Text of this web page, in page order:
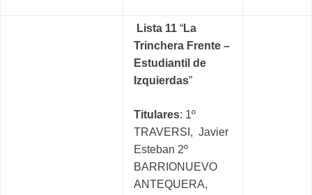
Lista 11 “La
Trinchera Frente –
Estudiantil de
Izquierdas”
Titulares: 1º
TRAVERSI, Javier
Esteban 2º
BARRIONUEVO
ANTEQUERA,